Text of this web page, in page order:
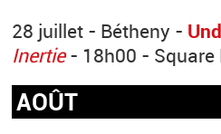
28 juillet - Bétheny -
Inertie- 18h00 - Square
AOÛT